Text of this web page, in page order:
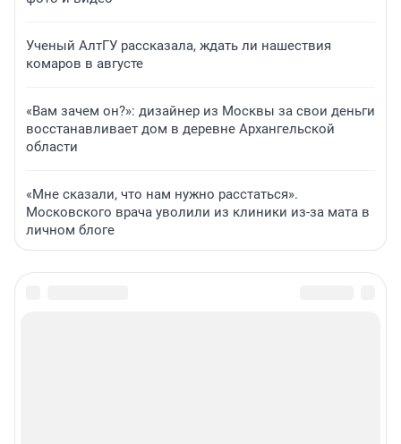
Ученый АлтГУ рассказала, ждать ли нашествия
комаров в августе
«Вам зачем он?»: дизайнер из Москвы за свои деньги
восстанавливает дом в деревне Архангельской
области
«Мне сказали, что нам нужно расстаться».
Московского врача уволили из клиники из-за мата в
личном блоге